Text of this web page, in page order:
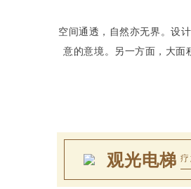
空间通透，自然亦无界。设
意的意境。另一方面，大面
观光电梯